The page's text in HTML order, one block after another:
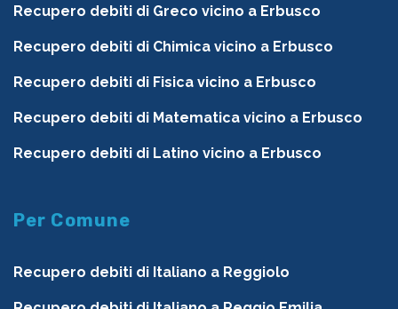
Recupero debiti di Greco vicino a Erbusco
Recupero debiti di Chimica vicino a Erbusco
Recupero debiti di Fisica vicino a Erbusco
Recupero debiti di Matematica vicino a Erbusco
Recupero debiti di Latino vicino a Erbusco
Per Comune
Recupero debiti di Italiano a Reggiolo